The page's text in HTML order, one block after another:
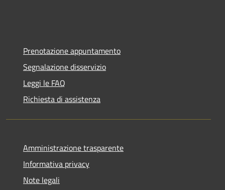
Prenotazione appuntamento
Segnalazione disservizio
Leggi le FAQ
Richiesta di assistenza
Amministrazione trasparente
Informativa privacy
Note legali